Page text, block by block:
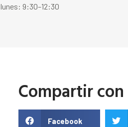
lunes: 9:30–12:30
Compartir
Facebook